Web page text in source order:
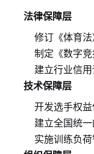
法律保障层
修订《体育
制定《数字竞
建立行业信
技术保障层
开发选手权
建立全国统
实施训练负